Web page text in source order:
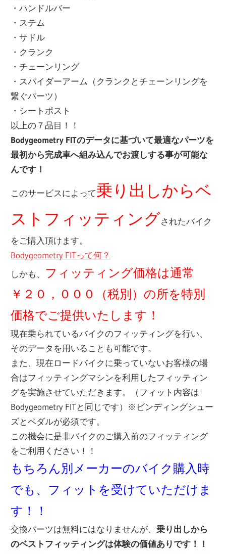
・ハンドルバー
・ステム
・サドル
・クランク
・チェーンリング
・スパイダーアーム（クランクとチェーンリングを
繋ぐパーツ）
・シートポスト
以上の７品目！！
Bodygeometry FITのデータに基づいて最適なパーツを
最初から完成車へ組み込んでお渡しする事が可能な
んです！
このサービスによって乗り出しからベ
ストフィッティングされたバイク
をご購入頂けます。
Bodygeometry FITって何？
しかも、 フィッティング価格は通常
￥２０，０００（税別）の所を特別
価格でご提供いたします！
現在乗られているバイクのフィッティングを行い、
そのデータを用いることも可能です。
また、現在ロードバイクに乗っていないお客様の場
合はフィッティングマシンを利用したフィッティン
グを実施させていただきます。（フィット内容は
Bodygeometry FITと同じです）※ビンディングシュー
ズとペダルが必須です。
この機会に是非バイクのご購入前のフィッティング
をご利用ください！！
もちろん別メーカーのバイク購入時
でも、フィットを受けていただけま
す！！
交換パーツは無料にはなりませんが、乗り出しから
のベストフィッティングは体験の価値ありです！！